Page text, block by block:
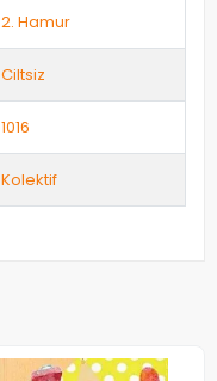
2. Hamur
Ciltsiz
1016
Kolektif